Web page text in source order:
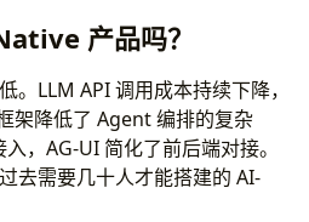
产品吗？
。LLM API 调用成本持续下降，
架降低了 Agent 编排的复杂
，AG-UI 简化了前后端对接。
去需要几十人才能搭建的 AI-